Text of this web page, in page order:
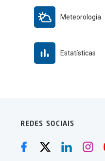
Meteorologia
Estatísticas
REDES SOCIAIS